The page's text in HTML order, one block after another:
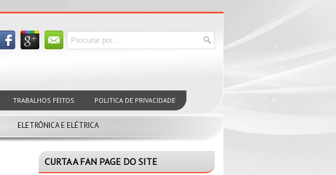
TRABALHOS FEITOS POLITICA DE PRIVACIDADE
ELETRÔNICA E ELÉTRICA
CURTA A FAN PAGE DO SITE